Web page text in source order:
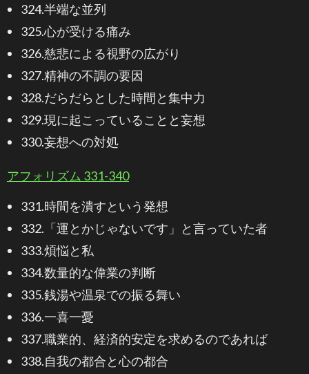
324.半端な並列
325.心が受ける痛み
326.慈悲による視野の広がり
327.精神の不調の要因
328.だらだらとした時間と集中力
329.現に起こっていることと妄想
330.妄想への対処
アフォリズム 331-340
331.時間を潰すという発想
332.「運とかじゃないです」と言っていた者
333.煩悩と私
334.数量的な偉業の判断
335.銭湯や温泉での振る舞い
336.一喜一憂
337.職業的、経済的安定を求めるのであれば
338.自我の都合と心の都合